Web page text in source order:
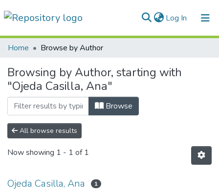
Log In (current)
Communities & Collections
All of DSpace
Normativas
Home Browse by Author
Browsing by Author, starting with
"Ojeda Casilla, Ana"
Browse
All browse results
Now showing 1 - 1 of 1
Ojeda Casilla, Ana 1